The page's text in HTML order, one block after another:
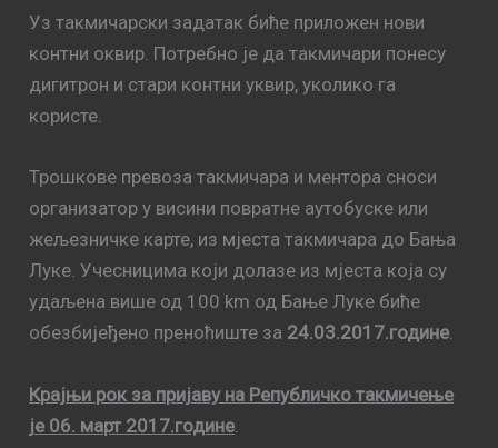
Уз такмичарски задатак биће приложен нови
контни оквир. Потребно је да такмичари понесу
дигитрон и стари контни уквир, уколико га
користе.
Трошкове превоза такмичара и ментора сноси
организатор у висини повратне аутобуске или
жељезничке карте, из мјеста такмичара до Бања
Луке. Учесницима који долазе из мјеста која су
удаљена више од 100 km од Бање Луке биће
обезбијеђено преноћиште за 24.03.2017.године.
Крајњи рок за пријаву на Републичко такмичење
је 06. март 2017.године